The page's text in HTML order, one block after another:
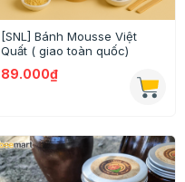
[SNL] Bánh Mousse Việt
Quất ( giao toàn quốc)
89.000₫